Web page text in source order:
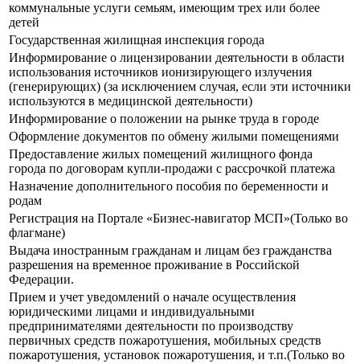
коммунальные услуги семьям, имеющим трех или более
детей
Государственная жилищная инспекция города
Информирование о лицензировании деятельности в области
использования источников ионизирующего излучения
(генерирующих) (за исключением случая, если эти источники
используются в медицинской деятельности)
Информирование о положении на рынке труда в городе
Оформление документов по обмену жилыми помещениями
Предоставление жилых помещений жилищного фонда
города по договорам купли-продажи с рассрочкой платежа
Назначение дополнительного пособия по беременности и
родам
Регистрация на Портале «Бизнес-навигатор МСП»(Только во
флагмане)
Выдача иностранным гражданам и лицам без гражданства
разрешения на временное проживание в Российской
Федерации.
Прием и учет уведомлений о начале осуществления
юридическими лицами и индивидуальными
предпринимателями деятельности по производству
первичных средств пожаротушения, мобильных средств
пожаротушения, установок пожаротушения, и т.п.(Только во